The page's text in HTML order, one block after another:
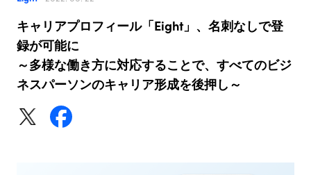
ニュース
サービス
テクノロジー
キャリアプロフィール「Eight」、名刺なしで登
録が可能に
～多様な働き方に対応することで、すべてのビジ
ネスパーソンのキャリア形成を後押し～